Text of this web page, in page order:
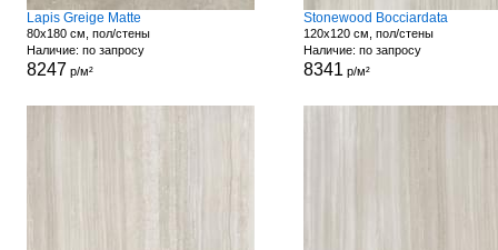
Lapis Greige Matte
80x180 см, пол/стены
Наличие: по запросу
8247 р/м²
Stonewood Bocciardata
120x120 см, пол/стены
Наличие: по запросу
8341 р/м²